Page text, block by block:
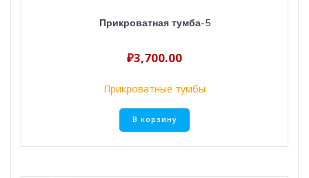
Прикроватная тумба-5
₽3,700.00
Прикроватные тумбы
В корзину